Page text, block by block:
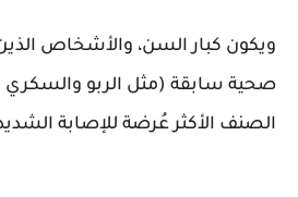
ويكون كبار السن، والأشخاص
صحية سابقة (مثل الربو
الصنف الأكثر عُرضة للإصابة